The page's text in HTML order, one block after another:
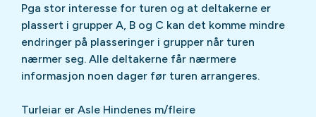
Pga stor interesse for turen og at deltakerne er
plassert i grupper A, B og C kan det komme mindre
endringer på plasseringer i grupper når turen
nærmer seg. Alle deltakerne får nærmere
informasjon noen dager før turen arrangeres.
Turleiar er Asle Hindenes m/fleire